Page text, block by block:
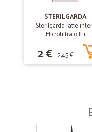
STERILGARDA
Sterilgarda latte
Microfiltrato lt.1
2 € 2,45 €